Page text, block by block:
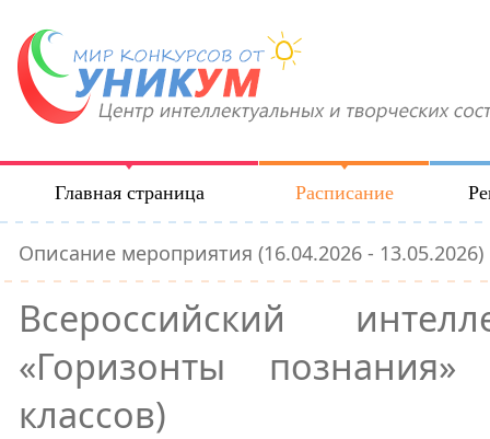
Главная страница Расписание
Описание мероприятия (16.04.2026 - 13.05.2026)
Всероссийский
«Горизонты
классов)